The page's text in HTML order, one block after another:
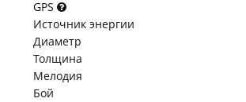
GPS
Источник энергии
Диаметр
Толщина
Мелодия
Бой